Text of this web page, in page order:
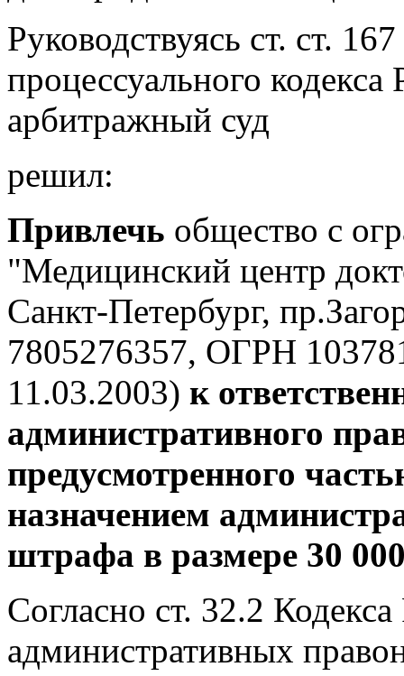
Руководствуясь ст. ст.
процессуального
арбитражный суд
решил:
Привлечь общество с
"Медицинский центр
Санкт-Петербург,
7805276357, ОГРН
11.03.2003) к
административного
предусмотренного
назначением
штрафа в размере 30
Согласно ст. 32.2
административных